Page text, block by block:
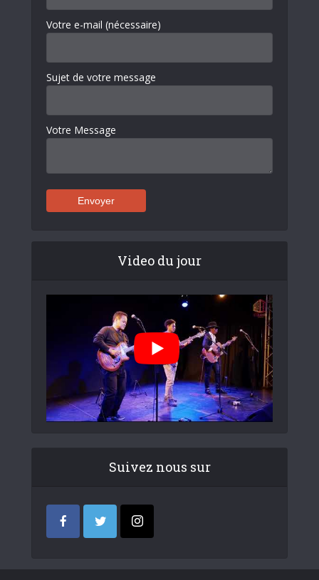
Votre e-mail (nécessaire)
Sujet de votre message
Votre Message
Video du jour
Suivez nous sur